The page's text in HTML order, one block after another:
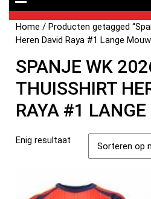
Home / Producten getagged
Heren David Raya #1 Lange
SPANJE WK
THUISSHIRT
RAYA #1
Enig resultaat